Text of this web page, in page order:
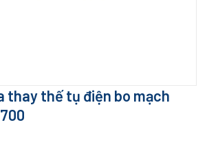
thay thế tụ điện bo mạch